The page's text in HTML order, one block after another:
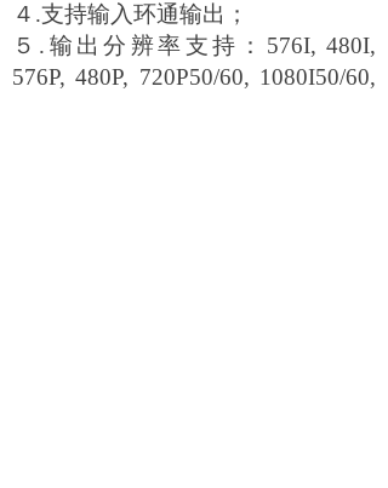
４.支持输入环通输出；
５.输出分辨率支持：576I, 480I,
576P, 480P, 720P50/60, 1080I50/60,